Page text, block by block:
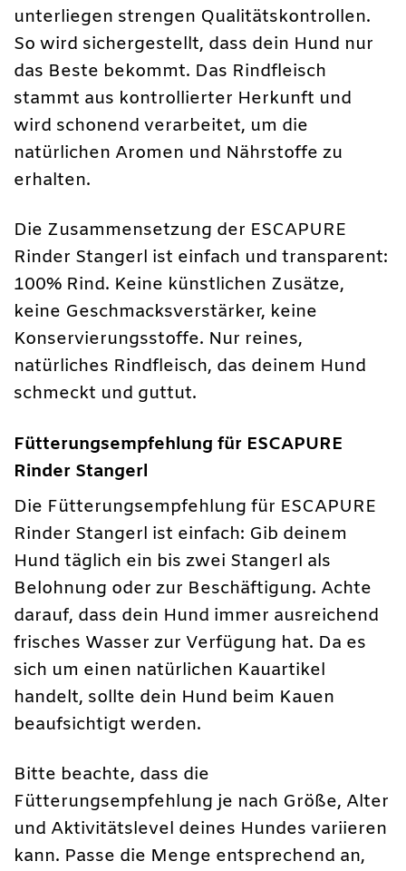
unterliegen strengen Qualitätskontrollen.
So wird sichergestellt, dass dein Hund nur
das Beste bekommt. Das Rindfleisch
stammt aus kontrollierter Herkunft und
wird schonend verarbeitet, um die
natürlichen Aromen und Nährstoffe zu
erhalten.
Die Zusammensetzung der ESCAPURE
Rinder Stangerl ist einfach und transparent:
100% Rind. Keine künstlichen Zusätze,
keine Geschmacksverstärker, keine
Konservierungsstoffe. Nur reines,
natürliches Rindfleisch, das deinem Hund
schmeckt und guttut.
Fütterungsempfehlung für ESCAPURE
Rinder Stangerl
Die Fütterungsempfehlung für ESCAPURE
Rinder Stangerl ist einfach: Gib deinem
Hund täglich ein bis zwei Stangerl als
Belohnung oder zur Beschäftigung. Achte
darauf, dass dein Hund immer ausreichend
frisches Wasser zur Verfügung hat. Da es
sich um einen natürlichen Kauartikel
handelt, sollte dein Hund beim Kauen
beaufsichtigt werden.
Bitte beachte, dass die
Fütterungsempfehlung je nach Größe, Alter
und Aktivitätslevel deines Hundes variieren
kann. Passe die Menge entsprechend an,